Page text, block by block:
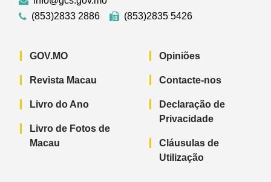
(853)2833 2886
(853)2835 5426
GOV.MO
Revista Macau
Livro do Ano
Livro de Fotos de
Macau
Opiniões
Contacte-nos
Declaração de
Privacidade
Cláusulas de
Utilização